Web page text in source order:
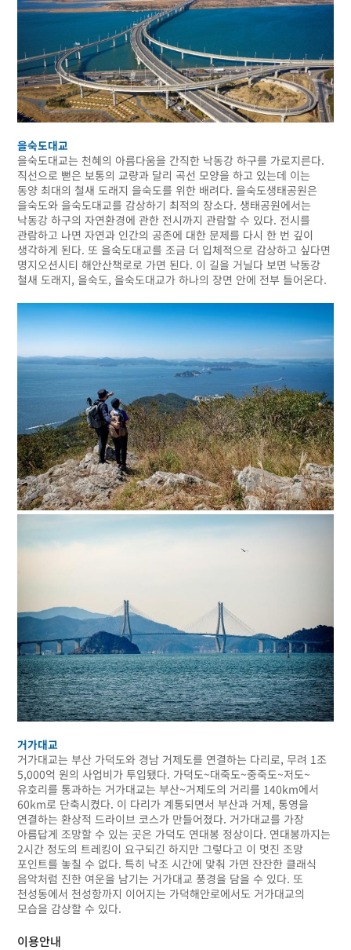
을숙도대교
을숙도대교는 천혜의 아름다움을 간직한 낙동강 하구를 가로지른다.
직선으로 뻗은 보통의 교량과 달리 곡선 모양을 하고 있는데 이는
동양 최대의 철새 도래지 을숙도를 위한 배려다. 을숙도생태공원은
을숙도와 을숙도대교를 감상하기 최적의 장소다. 생태공원에서는
낙동강 하구의 자연환경에 관한 전시까지 관람할 수 있다. 전시를
관람하고 나면 자연과 인간의 공존에 대한 문제를 다시 한 번 깊이
생각하게 된다. 또 을숙도대교를 조금 더 입체적으로 감상하고 싶다면
명지오션시티 해안산책로로 가면 된다. 이 길을 거닐다 보면 낙동강
철새 도래지, 을숙도, 을숙도대교가 하나의 장면 안에 전부 들어온다.
거가대교
거가대교는 부산 가덕도와 경남 거제도를 연결하는 다리로, 무려 1조
5,000억 원의 사업비가 투입됐다. 가덕도~대죽도~중죽도~저도~
유호리를 통과하는 거가대교는 부산~거제도의 거리를 140km에서
60km로 단축시켰다. 이 다리가 계통되면서 부산과 거제, 통영을
연결하는 환상적 드라이브 코스가 만들어졌다. 거가대교를 가장
아름답게 조망할 수 있는 곳은 가덕도 연대봉 정상이다. 연대봉까지는
2시간 정도의 트레킹이 요구되긴 하지만 그렇다고 이 멋진 조망
포인트를 놓칠 수 없다. 특히 낙조 시간에 맞춰 가면 잔잔한 클래식
음악처럼 진한 여운을 남기는 거가대교 풍경을 담을 수 있다. 또
천성동에서 천성항까지 이어지는 가덕해안로에서도 거가대교의
모습을 감상할 수 있다.
이용안내